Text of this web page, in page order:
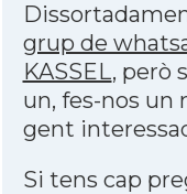
grup de
KASSEL, però
un, fes-nos un
gent
Si tens cap